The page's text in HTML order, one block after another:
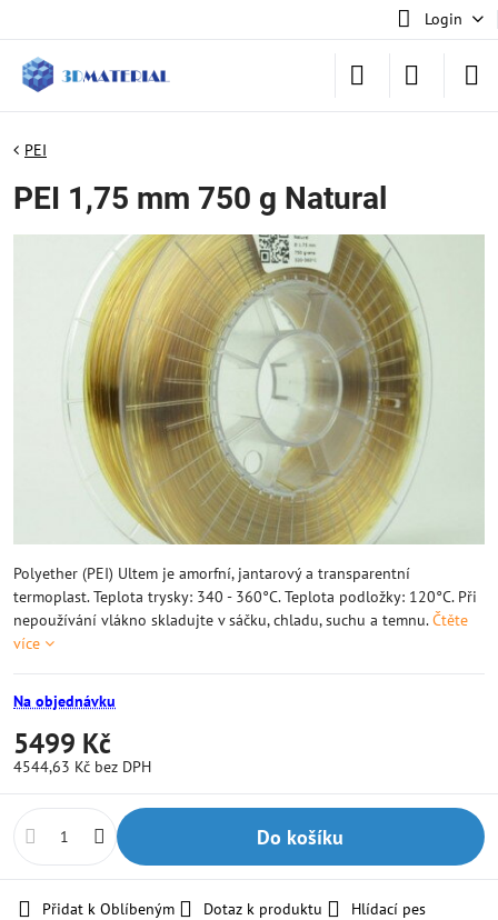
Login
PEI
PEI 1,75 mm 750 g Natural
Polyether (PEI) Ultem je amorfní, jantarový a transparentní
termoplast. Teplota trysky: 340 - 360°C. Teplota podložky: 120°C. Při
nepoužívání vlákno skladujte v sáčku, chladu, suchu a temnu.Čtěte
více
Na objednávku
5499 Kč
4544,63 Kč bez DPH
Do košíku
Přidat k Oblíbeným Dotaz k produktu
Hlídací pes